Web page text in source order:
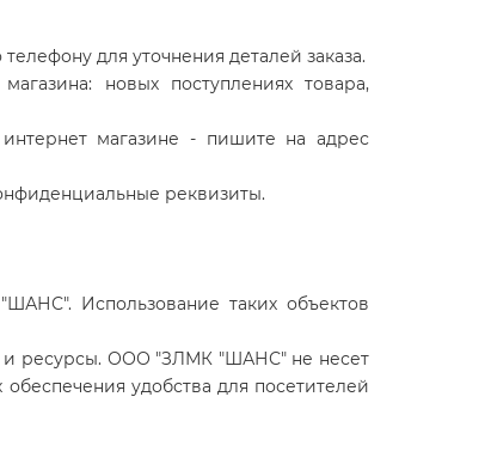
для уточнения деталей заказа.
новых поступлениях товара,
магазине - пишите на адрес
реквизиты.
Использование таких объектов
и ресурсы. ООО "ЗЛМК "ШАНС" не несет
удобства для посетителей